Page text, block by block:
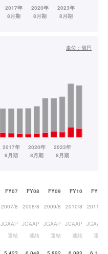
単位： 億円
FY07 FY08 FY09 FY10 FY11
2007/8 2008/8 2009/8 2010/8 2011/8
JGAAP
連結
JGAAP
連結
JGAAP
連結
JGAAP
連結
JGAAP
連結